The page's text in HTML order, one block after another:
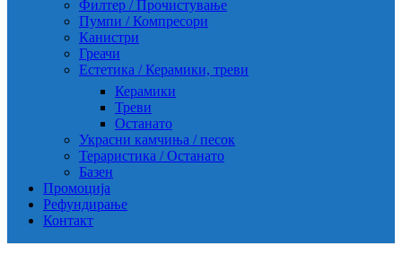
Филтер / Прочистување
Пумпи / Компресори
Канистри
Греачи
Естетика / Керамики, треви
Керамики
Треви
Останато
Украсни камчиња / песок
Тераристика / Останато
Базен
Промоција
Рефундирање
Контакт